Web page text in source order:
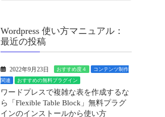
Wordpress 使い方マニュアル：
最近の投稿
2022年9月23日 おすすめ度４
コンテンツ制作
関連
おすすめの無料プラグイン
ワードプレスで複雑な表を作成するな
ら「Flexible Table Block」無料プラグ
インのインストールから使い方